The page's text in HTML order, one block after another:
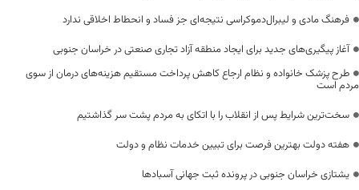
فرهنگ مادی و لیبرال‌دموکراسی نتیجه‌ای جز فساد و انحطاط اخلاقی ندارد
آغاز پیگیری‌های جدید برای ایجاد منطقه آزاد تجاری صنعتی در خراسان جنوبی
طرح پزشک خانواده و نظام ارجاع کاهش پرداخت مستقیم هزینه‌های درمان از سوی
مردم است
سخت‌ترین شرایط پس از انقلاب را با اتکای به مردم پشت سر گذاشتیم
هفته دولت بهترین فرصت برای تبیین خدمات نظام و دولت
یشتازی خراسان جنوبی در پرونده ثبت جهانی آسبادها